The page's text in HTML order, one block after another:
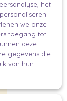
het
we onze
toegang tot
deze
gegevens die
van hun